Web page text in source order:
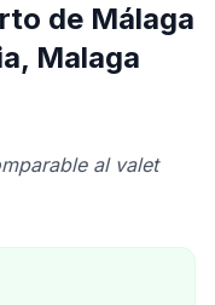
de Málaga
Malaga
al valet